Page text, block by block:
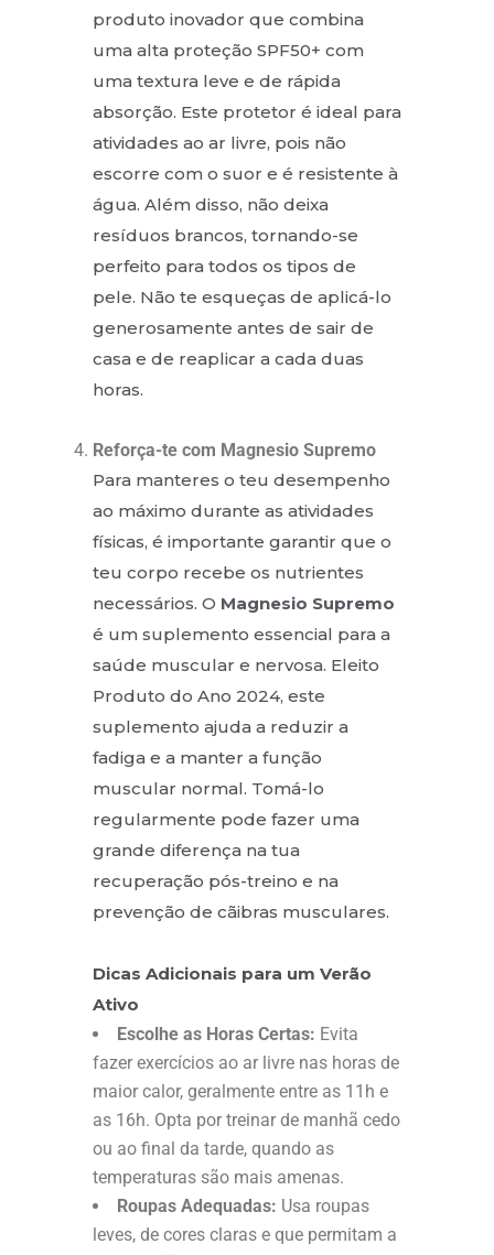
produto inovador que combina
uma alta proteção SPF50+ com
uma textura leve e de rápida
absorção. Este protetor é ideal para
atividades ao ar livre, pois não
escorre com o suor e é resistente à
água. Além disso, não deixa
resíduos brancos, tornando-se
perfeito para todos os tipos de
pele. Não te esqueças de aplicá-lo
generosamente antes de sair de
casa e de reaplicar a cada duas
horas.
Reforça-te com Magnesio Supremo
Para manteres o teu desempenho
ao máximo durante as atividades
físicas, é importante garantir que o
teu corpo recebe os nutrientes
necessários. O Magnesio Supremo
é um suplemento essencial para a
saúde muscular e nervosa. Eleito
Produto do Ano 2024, este
suplemento ajuda a reduzir a
fadiga e a manter a função
muscular normal. Tomá-lo
regularmente pode fazer uma
grande diferença na tua
recuperação pós-treino e na
prevenção de cãibras musculares.
Dicas Adicionais para um Verão
Ativo
Escolhe as Horas Certas: Evita
fazer exercícios ao ar livre nas horas de
maior calor, geralmente entre as 11h e
as 16h. Opta por treinar de manhã cedo
ou ao final da tarde, quando as
temperaturas são mais amenas.
Roupas Adequadas: Usa roupas
leves, de cores claras e que permitam a